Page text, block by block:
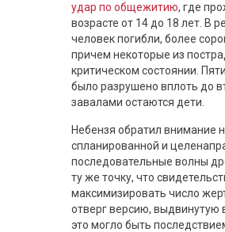
удар по общежитию, где
возрасте от 14 до 18 лет. В
человек погибли, более
причем некоторые из
критическом состоянии.
было разрушено вплоть до
завалами остаются дети.
Небензя обратил внимание
спланированной и
последовательные волны
ту же точку, что
максимизировать число
отверг версию, выдвинутую
это могло быть